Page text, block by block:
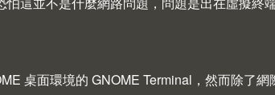
桌面環境的 GNOME Terminal，然而除了